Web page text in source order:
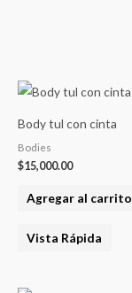
Body tul con cinta
Bodies
$15,000.00
Agregar al carrito
Vista Rápida